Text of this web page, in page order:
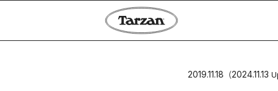
2019.11.18 （2024.11.13